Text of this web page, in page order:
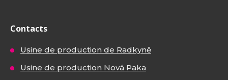
Contacts
Usine de production de Radkyně
Usine de production Nová Paka